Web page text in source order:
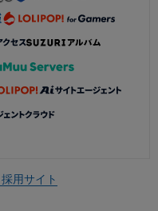
採用サイト